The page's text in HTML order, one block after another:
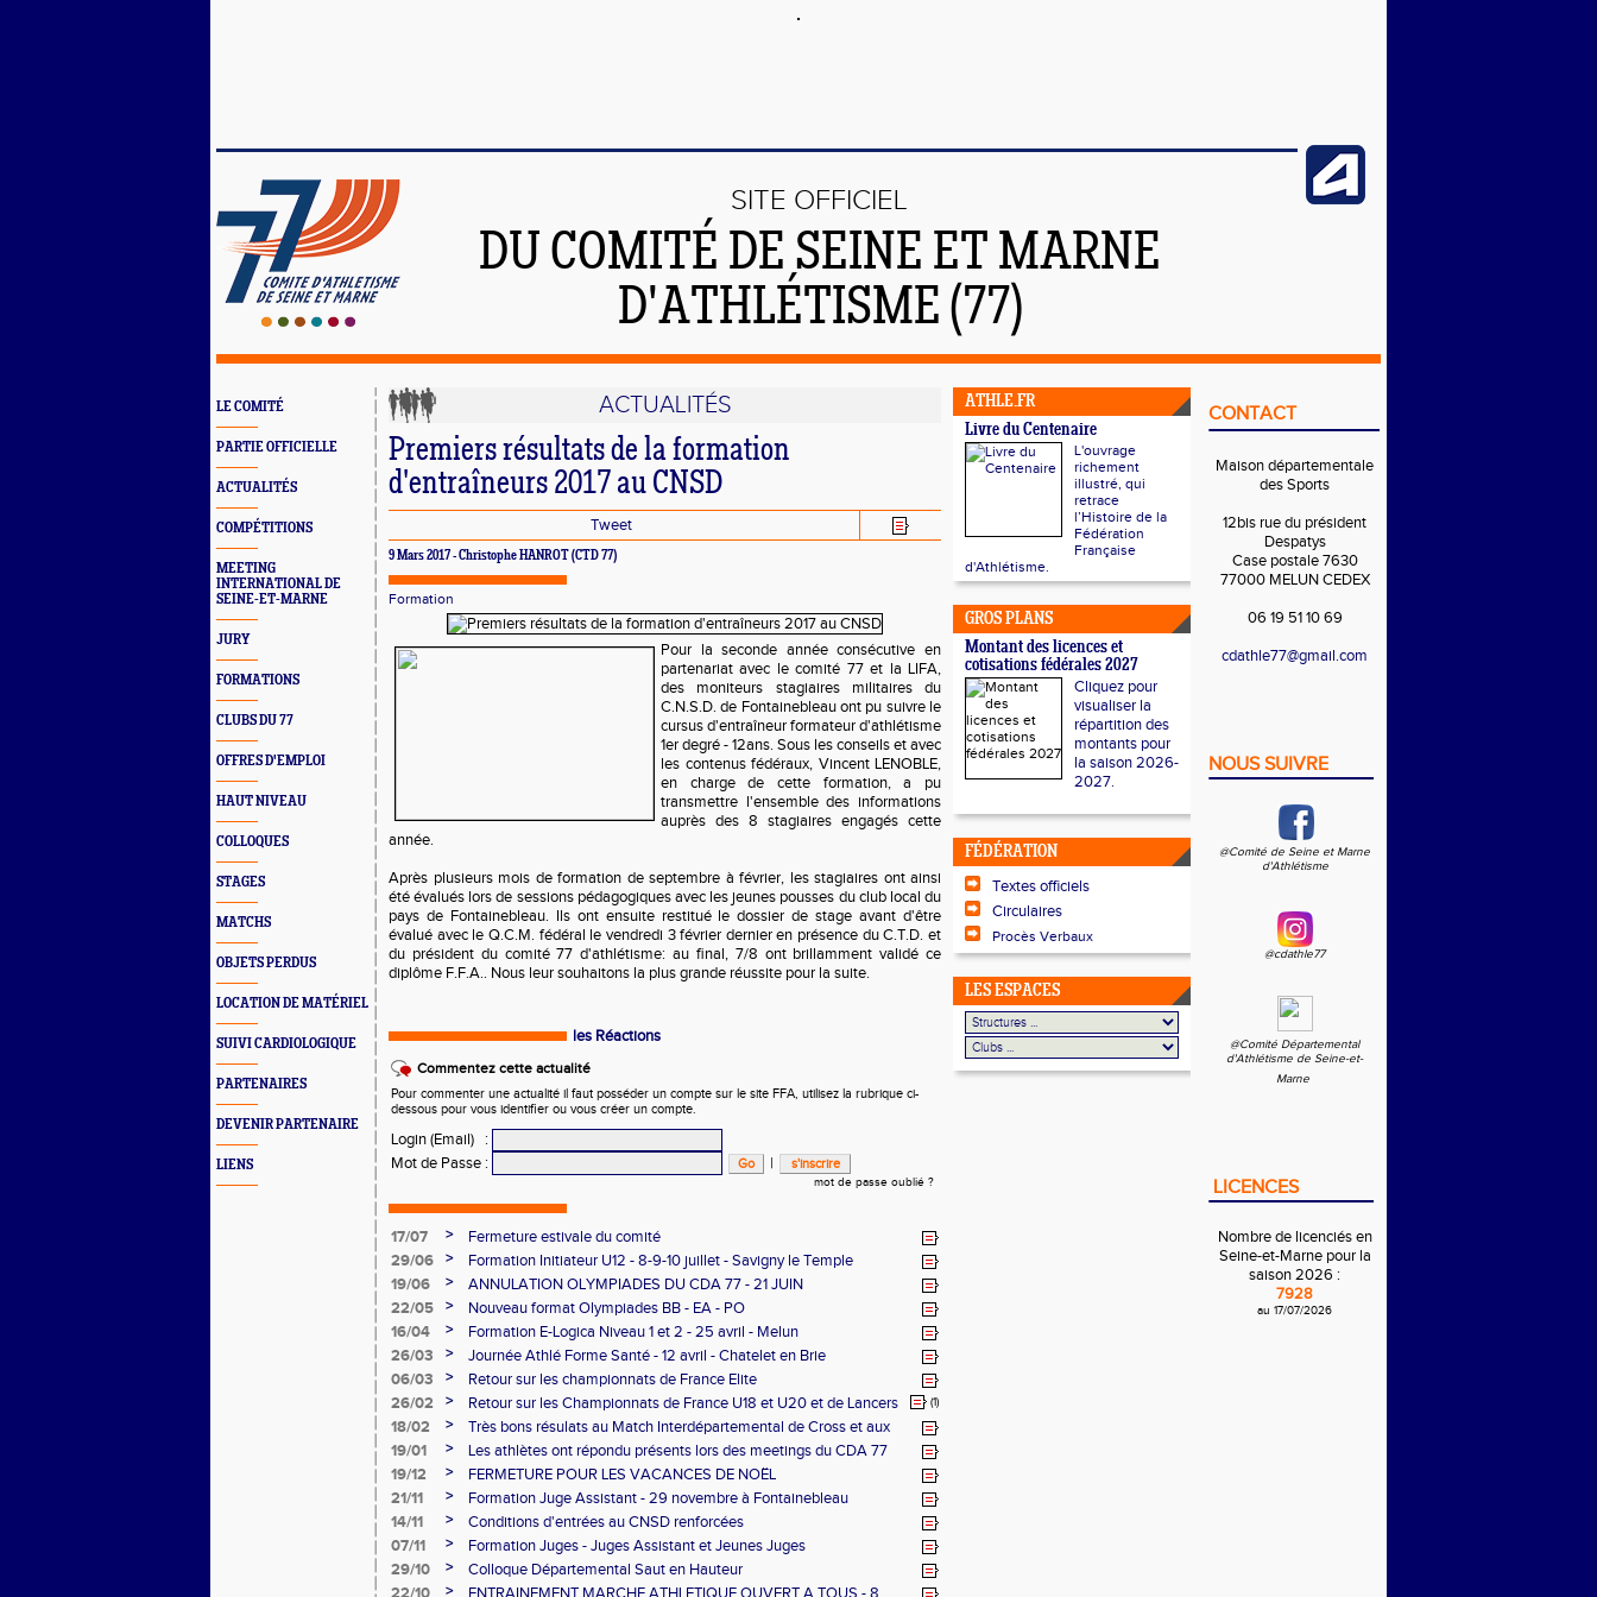
SITE OFFICIEL
DU COMITÉ DE SEINE ET MARNE
D'ATHLÉTISME (77)
LE COMITÉ
PARTIE OFFICIELLE
ACTUALITÉS
COMPÉTITIONS
MEETING
INTERNATIONAL DE
SEINE-ET-MARNE
JURY
FORMATIONS
CLUBS DU 77
OFFRES D'EMPLOI
HAUT NIVEAU
COLLOQUES
STAGES
MATCHS
OBJETS PERDUS
LOCATION DE MATÉRIEL
SUIVI CARDIOLOGIQUE
PARTENAIRES
DEVENIR PARTENAIRE
LIENS
ACTUALITÉS
Premiers résultats de la formation
d'entraîneurs 2017 au CNSD
Tweet
9 Mars 2017 - Christophe HANROT (CTD 77)
Formation
Pour la seconde année consécutive en
partenariat avec le comité 77 et la LIFA,
des moniteurs stagiaires militaires du
C.N.S.D. de Fontainebleau ont pu suivre le
cursus d'entraîneur formateur d'athlétisme
1er degré - 12ans. Sous les conseils et avec
les contenus fédéraux, Vincent LENOBLE,
en charge de cette formation, a pu
transmettre l'ensemble des informations
auprès des 8 stagiaires engagés cette
année.
Après plusieurs mois de formation de septembre à février, les stagiaires ont ainsi
été évalués lors de sessions pédagogiques avec les jeunes pousses du club local du
pays de Fontainebleau. Ils ont ensuite restitué le dossier de stage avant d'être
évalué avec le Q.C.M. fédéral le vendredi 3 février dernier en présence du C.T.D. et
du président du comité 77 d'athlétisme: au final, 7/8 ont brillamment validé ce
diplôme F.F.A.. Nous leur souhaitons la plus grande réussite pour la suite.
les Réactions
Commentez cette actualité
Pour commenter une actualité il faut posséder un compte sur le site FFA, utilisez la rubrique ci-
dessous pour vous identifier ou vous créer un compte.
Login (Email)
:
Mot de Passe : |
mot de passe oublié ?
17/07 >
Fermeture estivale du comité
29/06
>
Formation Initiateur U12 - 8-9-10 juillet - Savigny le Temple
19/06
>
ANNULATION OLYMPIADES DU CDA 77 - 21 JUIN
22/05
>
Nouveau format Olympiades BB - EA - PO
16/04
>
Formation E-Logica Niveau 1 et 2 - 25 avril - Melun
26/03
>
Journée Athlé Forme Santé - 12 avril - Chatelet en Brie
06/03
>
Retour sur les championnats de France Elite
26/02
>
Retour sur les Championnats de France U18 et U20 et de Lancers
Longs
(1)
18/02 >
Très bons résulats au Match Interdépartemental de Cross et aux
Demi-finales Championnats de France de Cross
19/01 >
Les athlètes ont répondu présents lors des meetings du CDA 77
19/12
>
FERMETURE POUR LES VACANCES DE NOËL
21/11
>
Formation Juge Assistant - 29 novembre à Fontainebleau
14/11
>
Conditions d'entrées au CNSD renforcées
07/11
>
Formation Juges - Juges Assistant et Jeunes Juges
29/10
>
Colloque Départemental Saut en Hauteur
>
ATHLE.FR
Livre du Centenaire
L'ouvrage
richement
illustré, qui
retrace
l’Histoire de la
Fédération
Française
d'Athlétisme.
GROS PLANS
Montant des licences et
cotisations fédérales 2027
Cliquez pour
visualiser la
répartition des
montants pour
la saison 2026-
2027.
FÉDÉRATION
Textes officiels
Circulaires
Procès Verbaux
LES ESPACES
CONTACT
Maison départementale
des Sports
12bis rue du président
Despatys
Case postale 7630
77000 MELUN CEDEX
06 19 51 10 69
cdathle77@gmail.com
NOUS SUIVRE
@Comité de Seine et Marne
d'Athlétisme
@cdathle77
@Comité Départemental
d'Athlétisme de Seine-et-
Marne
LICENCES
Nombre de licenciés en
Seine-et-Marne pour la
saison 2026 :
7928
au 17/07/2026